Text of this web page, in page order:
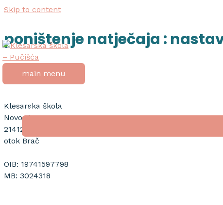
Skip to content
main menu
o školi
dokumenti
natječaji
poništenje natječaja :
Klesarska škola
Novo riva 4
21412 Pučišća
otok Brač
OIB: 19741597798
MB: 3024318